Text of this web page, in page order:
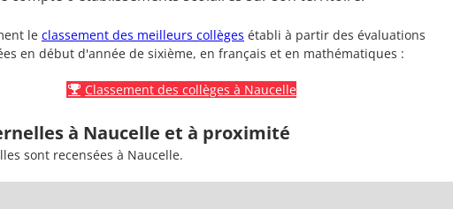
le classement des meilleurs collèges établi à partir des évaluations
en début d'année de sixième, en français et en mathématiques :
Classement des collèges à Naucelle
à Naucelle et à proximité
sont recensées à Naucelle.